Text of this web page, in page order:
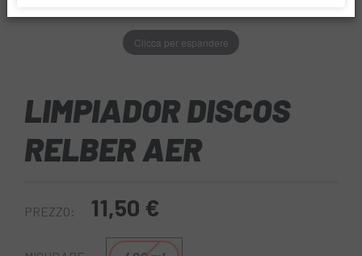
Clicca per espandere
LIMPIADOR DISCOS
RELBER AER
PREZZO: 11,50 €